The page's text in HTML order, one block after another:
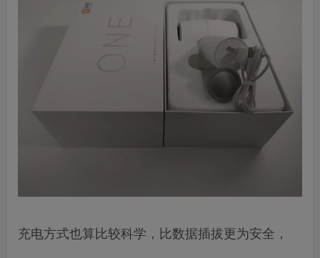
充电方式也算比较科学，比数据插拔更为安全，